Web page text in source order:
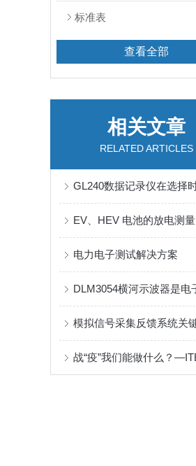
标准表
查看全部
相关文章
RELATED ARTICLES
EV、HEV 电池的放电测量
电力电子测试解决方案